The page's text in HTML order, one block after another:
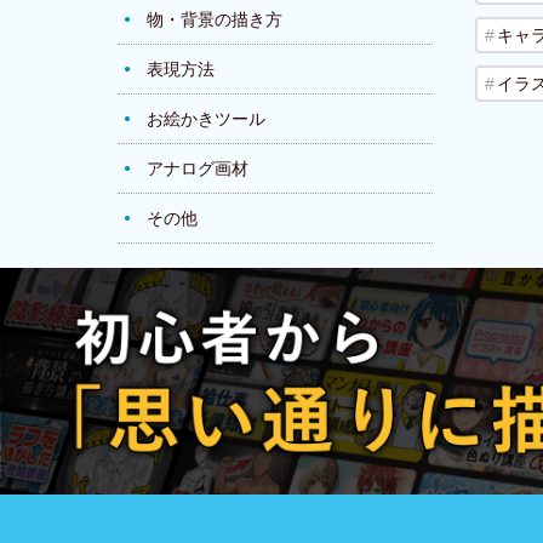
物・背景の描き方
表現方法
お絵かきツール
アナログ画材
その他
キャ
イラ